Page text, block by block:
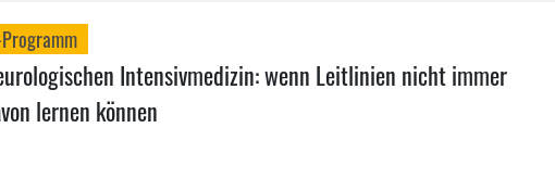
Intensivmedizin: wenn Leitlinien nicht immer
lernen können